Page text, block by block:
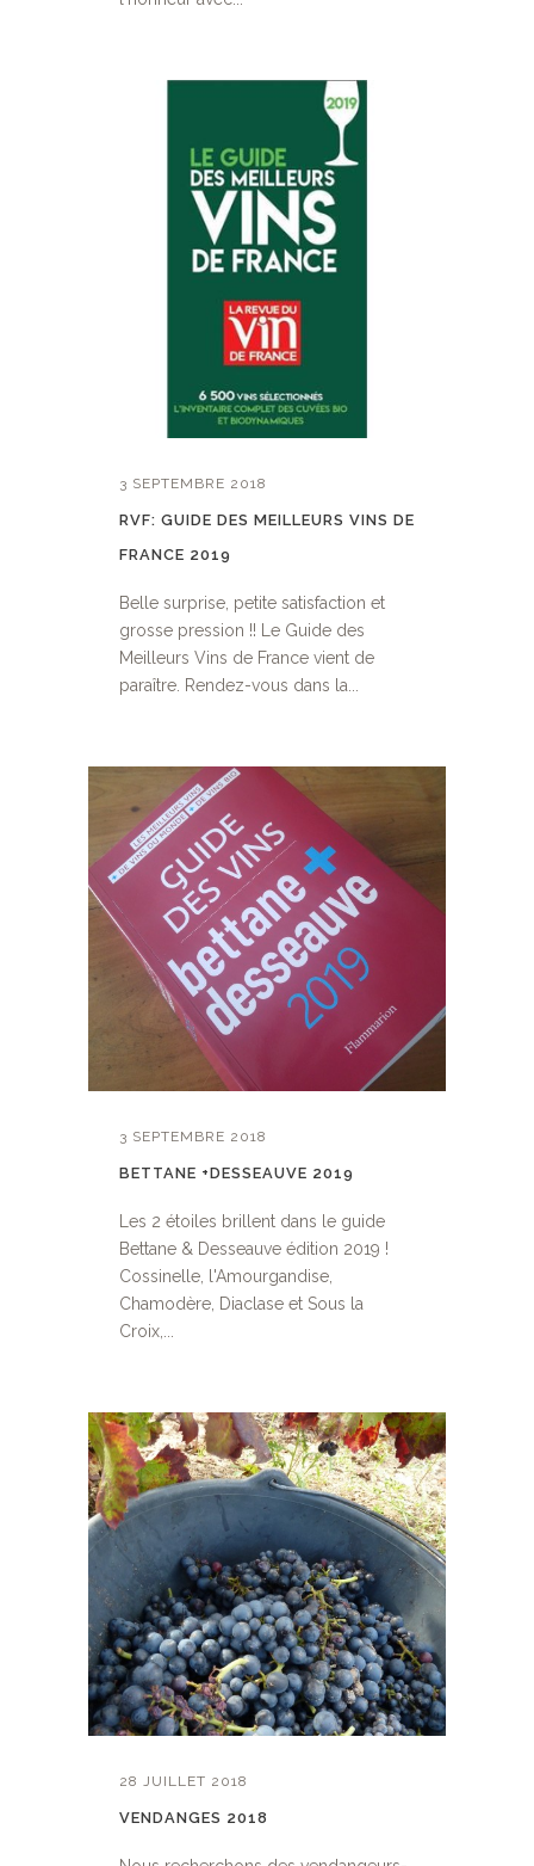
3 SEPTEMBRE 2018
RVF: GUIDE DES MEILLEURS VINS DE
FRANCE 2019
Belle surprise, petite satisfaction et
grosse pression !! Le Guide des
Meilleurs Vins de France vient de
paraître. Rendez-vous dans la...
3 SEPTEMBRE 2018
BETTANE +DESSEAUVE 2019
Les 2 étoiles brillent dans le guide
Bettane & Desseauve édition 2019 !
Cossinelle, l'Amourgandise,
Chamodère, Diaclase et Sous la
Croix,...
28 JUILLET 2018
VENDANGES 2018